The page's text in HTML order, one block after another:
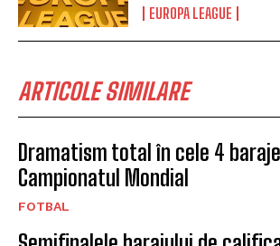
EUROPA LEAGUE
ARTICOLE SIMILARE
Dramatism total în cele 4
Campionatul Mondial
FOTBAL